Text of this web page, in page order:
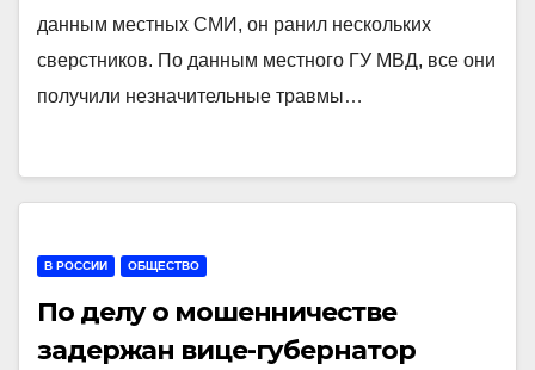
данным местных СМИ, он ранил нескольких
сверстников. По данным местного ГУ МВД, все они
получили незначительные травмы…
В РОССИИ ОБЩЕСТВО
По делу о мошенничестве
задержан вице-губернатор